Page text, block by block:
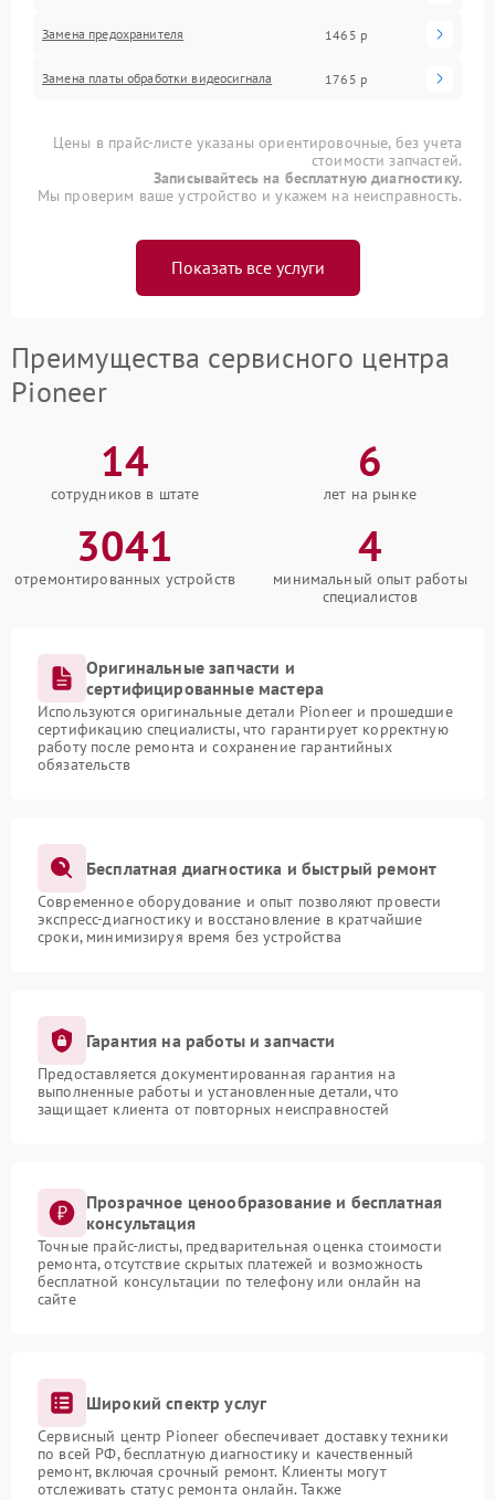
Замена предохранителя 1465 р
Замена платы обработки видеосигнала 1765 р
Цены в прайс-листе указаны ориентировочные, без учета
стоимости запчастей.
Записывайтесь на бесплатную диагностику.
Мы проверим ваше устройство и укажем на неисправность.
Показать все услуги
Преимущества сервисного центра
Pioneer
14
сотрудников в штате
6
лет на рынке
3041
отремонтированных устройств
4
минимальный опыт работы
специалистов
Оригинальные запчасти и
сертифицированные мастера
Используются оригинальные детали Pioneer и прошедшие
сертификацию специалисты, что гарантирует корректную
работу после ремонта и сохранение гарантийных
обязательств
Бесплатная диагностика и быстрый ремонт
Современное оборудование и опыт позволяют провести
экспресс-диагностику и восстановление в кратчайшие
сроки, минимизируя время без устройства
Гарантия на работы и запчасти
Предоставляется документированная гарантия на
выполненные работы и установленные детали, что
защищает клиента от повторных неисправностей
Прозрачное ценообразование и бесплатная
консультация
Точные прайс-листы, предварительная оценка стоимости
ремонта, отсутствие скрытых платежей и возможность
бесплатной консультации по телефону или онлайн на
сайте
Широкий спектр услуг
Сервисный центр Pioneer обеспечивает доставку техники
по всей РФ, бесплатную диагностику и качественный
ремонт, включая срочный ремонт. Клиенты могут
отслеживать статус ремонта онлайн. Также